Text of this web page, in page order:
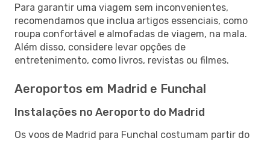
Para garantir uma viagem sem inconvenientes,
recomendamos que inclua artigos essenciais, como
roupa confortável e almofadas de viagem, na mala.
Além disso, considere levar opções de
entretenimento, como livros, revistas ou filmes.
Aeroportos em Madrid e Funchal
Instalações no Aeroporto do Madrid
Os voos de Madrid para Funchal costumam partir do